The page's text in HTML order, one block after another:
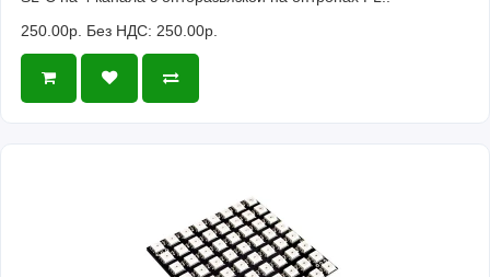
250.00р. Без НДС: 250.00р.